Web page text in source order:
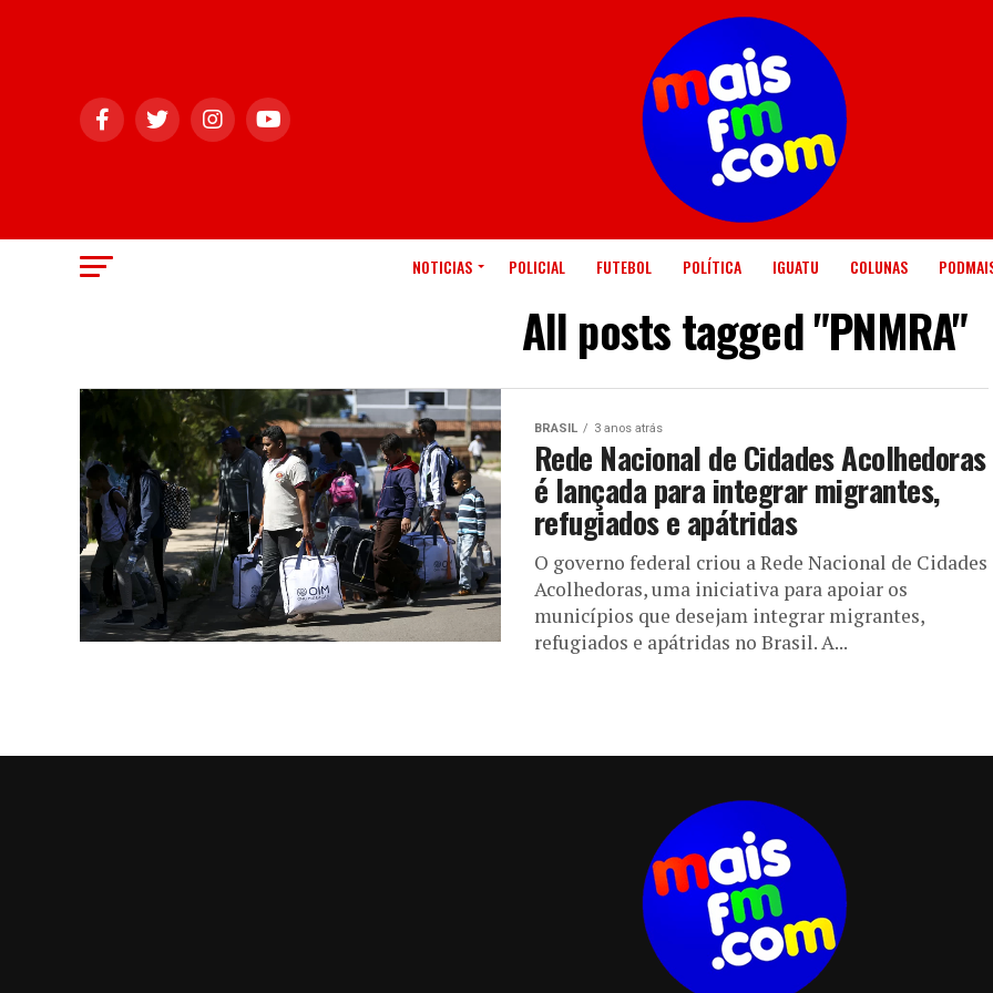
NOTICIAS POLICIAL FUTEBOL POLÍTICA IGUATU COLUNAS
All posts tagged "PNMRA"
BRASIL 3 anos atrás
Rede Nacional de Cidades Acolhedoras
é lançada para integrar migrantes,
refugiados e apátridas
O governo federal criou a Rede Nacional de Cidades
Acolhedoras, uma iniciativa para apoiar os
municípios que desejam integrar migrantes,
refugiados e apátridas no Brasil. A...